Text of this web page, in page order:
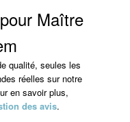
Maître
qualité, seules les
réelles sur notre
en savoir plus,
des avis.